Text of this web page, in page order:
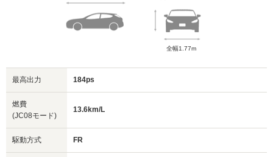
全幅1.77m
最高出力 184ps
燃費
(JC08モード)
13.6km/L
駆動方式 FR